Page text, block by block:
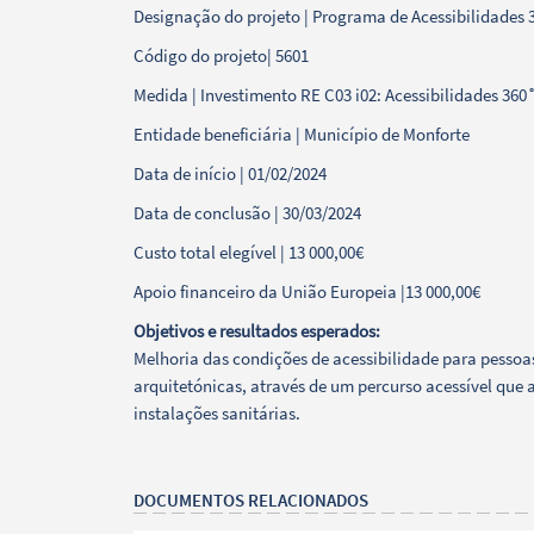
Categorias gerais
Designação do projeto | Programa de Acessibilidades
Código do projeto| 5601
Medida | Investimento RE C03 i02: Acessibilidades 360˚
Entidade beneficiária | Município de Monforte
Data de início | 01/02/2024
Data de conclusão | 30/03/2024
Custo total elegível | 13 000,00€
Apoio financeiro da União Europeia |13 000,00€
Objetivos e resultados esperados:
Melhoria das condições de acessibilidade para
arquitetónicas, através de um percurso acessível
instalações sanitárias.
DOCUMENTOS RELACIONADOS